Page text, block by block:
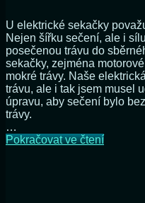
U elektrické sekačky
Nejen šířku sečení, ale i
posečenou trávu do
sekačky, zejména
mokré trávy. Naše
trávu, ale i tak jsem musel
úpravu, aby sečení bylo
trávy.
…
Pokračovat ve čtení